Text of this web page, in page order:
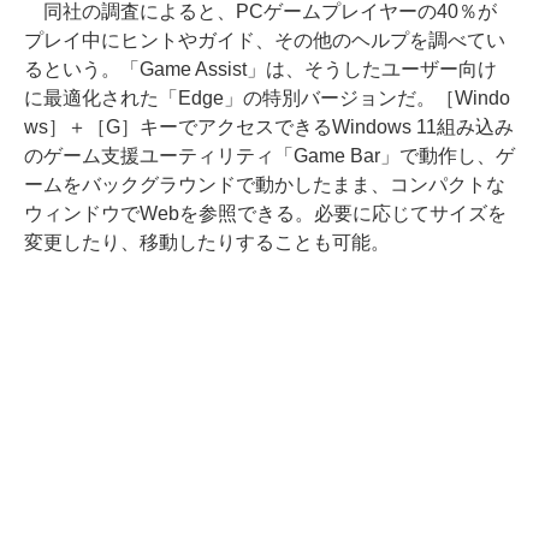
同社の調査によると、PCゲームプレイヤーの40％が
プレイ中にヒントやガイド、その他のヘルプを調べてい
るという。「Game Assist」は、そうしたユーザー向け
に最適化された「Edge」の特別バージョンだ。［Windo
ws］＋［G］キーでアクセスできるWindows 11組み込み
のゲーム支援ユーティリティ「Game Bar」で動作し、ゲ
ームをバックグラウンドで動かしたまま、コンパクトな
ウィンドウでWebを参照できる。必要に応じてサイズを
変更したり、移動したりすることも可能。